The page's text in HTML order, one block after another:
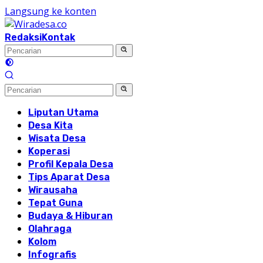
Langsung ke konten
RedaksiKontak
Liputan Utama
Desa Kita
Wisata Desa
Koperasi
Profil Kepala Desa
Tips Aparat Desa
Wirausaha
Tepat Guna
Budaya & Hiburan
Olahraga
Kolom
Infografis